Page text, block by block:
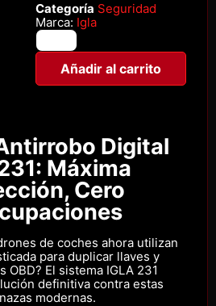
Categoría Seguridad
Marca: Igla
Añadir al carrito
Digital
Máxima
Cero
de coches ahora utilizan
para duplicar llaves y
OBD? El sistema IGLA 231
definitiva contra estas
modernas.